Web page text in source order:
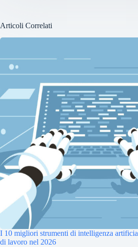
Articoli Correlati
I 10 migliori strumenti di intelligenza
di lavoro nel 2026